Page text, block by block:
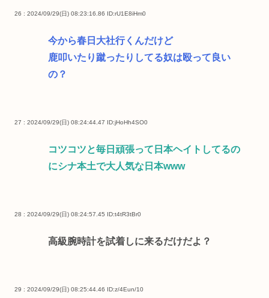
26 : 2024/09/29(日) 08:23:16.86 ID:rU1E8iHm0
今から春日大社行くんだけど
鹿叩いたり蹴ったりしてる奴は殴って良い
の？
27 : 2024/09/29(日) 08:24:44.47 ID:jHoHh4SO0
コツコツと毎日頑張って日本ヘイトしてるの
にシナ本土で大人気な日本www
28 : 2024/09/29(日) 08:24:57.45 ID:t4tR3tBr0
高級腕時計を試着しに来るだけだよ？
29 : 2024/09/29(日) 08:25:44.46 ID:z/4Eun/10